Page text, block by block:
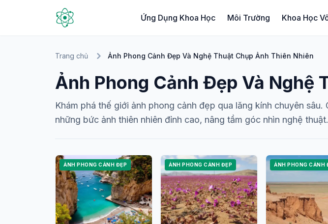
Ứng Dụng Khoa Học Môi Trường Khoa Học
Trang chủ Ảnh Phong Cảnh Đẹp Và Nghệ Thuật Chụp Ảnh Thiên Nhiên
Ảnh Phong Cảnh Đẹp Và Nghệ
Khám phá thế giới ảnh phong cảnh đẹp qua lăng kính chuyên
những bức ảnh thiên nhiên đỉnh cao, nâng tầm góc nhìn nghệ thuật.
ẢNH PHONG CẢNH ĐẸP ẢNH PHONG CẢNH ĐẸP ẢNH PHONG CẢNH